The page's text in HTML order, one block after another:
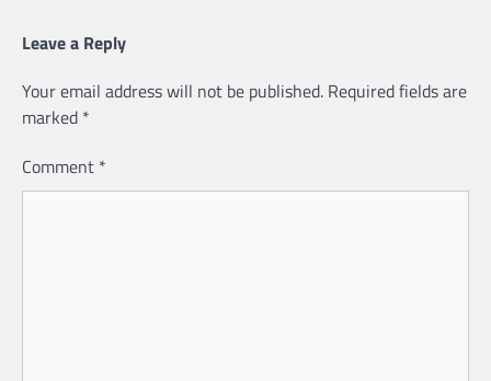
Leave a Reply
Your email address will not be published. Required fields are
marked *
Comment *